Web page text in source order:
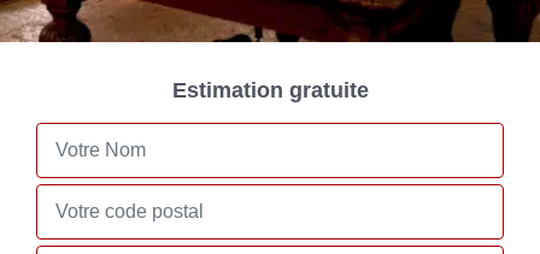
Estimation gratuite